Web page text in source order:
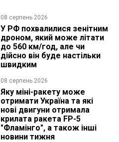
08 серпень 2026
У РФ похвалилися зенітним
дроном, який може літати
до 560 км/год, але чи
дійсно він буде настільки
швидким
08 серпень 2026
Яку міні-ракету може
отримати Україна та які
нові двигуни отримала
крилата ракета FP-5
"Фламінго", а також інші
новини тижня